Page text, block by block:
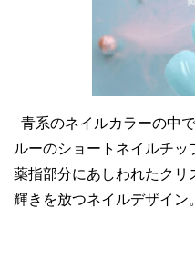
青系のネイルカラーの中
ルーのショートネイルチ
薬指部分にあしわれたクリ
輝きを放つネイルデザイ